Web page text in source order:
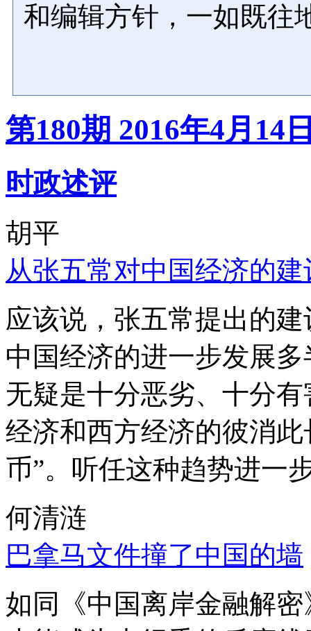
和编辑方针，一如既往
第180期 2016年4月14
时政述评
胡平
从张五常对中国经济的
应该说，张五常提出的
中国经济的进一步发展
无疑是十分恶劣、十分
经济和西方经济的彼消
币”。听任这种趋势进一
何清涟
巴拿马文件撞了中国的墙
如同《中国离岸金融解